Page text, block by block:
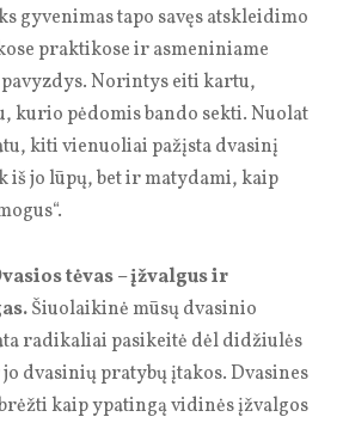
gyvenimas tapo savęs atskleidimo
praktikose ir asmeniniame
Norintys eiti kartu,
kurio pėdomis bando sekti. Nuolat
kiti vienuoliai pažįsta dvasinį
iš jo lūpų, bet ir matydami, kaip
tėvas – įžvalgus ir
Šiuolaikinė mūsų dvasinio
radikaliai pasikeitė dėl didžiulės
dvasinių pratybų įtakos. Dvasines
kaip ypatingą vidinės įžvalgos